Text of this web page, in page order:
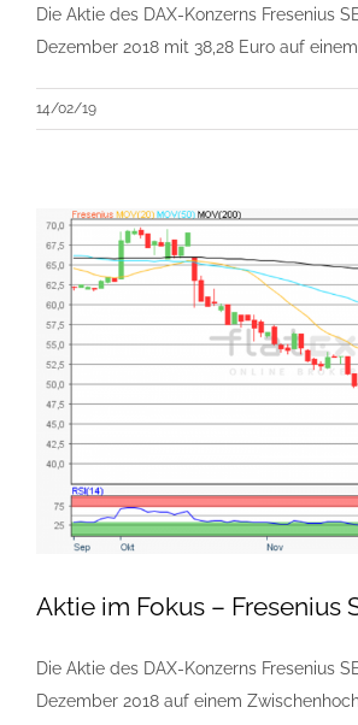
Die Aktie des DAX-Konzerns Fresenius
Dezember 2018 mit 38,28 Euro auf
14/02/19
Aktie im Fokus – Fresenius
Die Aktie des DAX-Konzerns Fresenius
Dezember 2018 auf einem